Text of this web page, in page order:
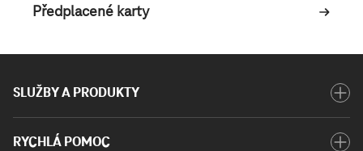
Předplacené karty
SLUŽBY A PRODUKTY
RYCHLÁ POMOC